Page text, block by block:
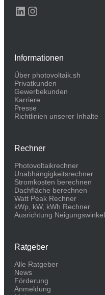
LinkedIn
Instagram
Informationen
Über photovoltaik.sh
Privatkunden
Gewerbekunden
Karriere
Presse
Richtlinien unserer Inhalte
Rechner
Photovoltaikrechner
Unabhängigkeitsrechner
Stromkosten berechnen
Dachfläche berechnen
Watt Peak Rechner
kWp, kW, kWh Rechner
Ausrichtung Neigungswinkel
Ratgeber
Alle Ratgeber
News
Förderung
Anmeldung